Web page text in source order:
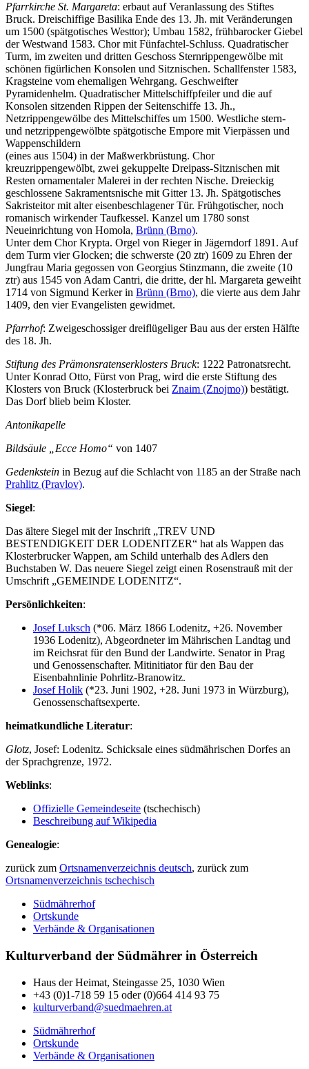
Pfarrkirche St. Margareta: erbaut auf Veranlassung des Stiftes
Bruck. Dreischiffige Basilika Ende des 13. Jh. mit Veränderungen
um 1500 (spätgotisches Westtor); Umbau 1582, frühbarocker Giebel
der Westwand 1583. Chor mit Fünfachtel-Schluss. Quadratischer
Turm, im zweiten und dritten Geschoss Sternrippengewölbe mit
schönen figürlichen Konsolen und Sitznischen. Schallfenster 1583,
Kragsteine vom ehemaligen Wehrgang. Geschweifter
Pyramidenhelm. Quadratischer Mittelschiffpfeiler und die auf
Konsolen sitzenden Rippen der Seitenschiffe 13. Jh.,
Netzrippengewölbe des Mittelschiffes um 1500. Westliche stern-
und netzrippengewölbte spätgotische Empore mit Vierpässen und
Wappenschildern
(eines aus 1504) in der Maßwerkbrüstung. Chor
kreuzrippengewölbt, zwei gekuppelte Dreipass-Sitznischen mit
Resten ornamentaler Malerei in der rechten Nische. Dreieckig
geschlossene Sakramentsnische mit Gitter 13. Jh. Spätgotisches
Sakristeitor mit alter eisenbeschlagener Tür. Frühgotischer, noch
romanisch wirkender Taufkessel. Kanzel um 1780 sonst
Neueinrichtung von Homola, Brünn (Brno).
Unter dem Chor Krypta. Orgel von Rieger in Jägerndorf 1891. Auf
dem Turm vier Glocken; die schwerste (20 ztr) 1609 zu Ehren der
Jungfrau Maria gegossen von Georgius Stinzmann, die zweite (10
ztr) aus 1545 von Adam Cantri, die dritte, der hl. Margareta geweiht
1714 von Sigmund Kerker in Brünn (Brno), die vierte aus dem Jahr
1409, den vier Evangelisten gewidmet.
Pfarrhof: Zweigeschossiger dreiflügeliger Bau aus der ersten Hälfte
des 18. Jh.
Stiftung des Prämonsratenserklosters Bruck: 1222 Patronatsrecht.
Unter Konrad Otto, Fürst von Prag, wird die erste Stiftung des
Klosters von Bruck (Klosterbruck bei Znaim (Znojmo)) bestätigt.
Das Dorf blieb beim Kloster.
Antonikapelle
Bildsäule „Ecce Homo“ von 1407
Gedenkstein in Bezug auf die Schlacht von 1185 an der Straße nach
Prahlitz (Pravlov).
Siegel:
Das ältere Siegel mit der Inschrift „TREV UND
BESTENDIGKEIT DER LODENITZER“ hat als Wappen das
Klosterbrucker Wappen, am Schild unterhalb des Adlers den
Buchstaben W. Das neuere Siegel zeigt einen Rosenstrauß mit der
Umschrift „GEMEINDE LODENITZ“.
Persönlichkeiten:
Josef Luksch (*06. März 1866 Lodenitz, +26. November
1936 Lodenitz), Abgeordneter im Mährischen Landtag und
im Reichsrat für den Bund der Landwirte. Senator in Prag
und Genossenschafter. Mitinitiator für den Bau der
Eisenbahnlinie Pohrlitz-Branowitz.
Josef Holik (*23. Juni 1902, +28. Juni 1973 in Würzburg),
Genossenschaftsexperte.
heimatkundliche Literatur:
Glotz, Josef: Lodenitz. Schicksale eines südmährischen Dorfes an
der Sprachgrenze, 1972.
Weblinks:
Offizielle Gemeindeseite (tschechisch)
Beschreibung auf Wikipedia
Genealogie:
zurück zum Ortsnamenverzeichnis deutsch, zurück zum
Ortsnamenverzeichnis tschechisch
Südmährerhof
Ortskunde
Verbände & Organisationen
Kulturverband der Südmährer in Österreich
Haus der Heimat, Steingasse 25, 1030 Wien
+43 (0)1-718 59 15 oder (0)664 414 93 75
kulturverband@suedmaehren.at
Südmährerhof
Ortskunde
Verbände & Organisationen